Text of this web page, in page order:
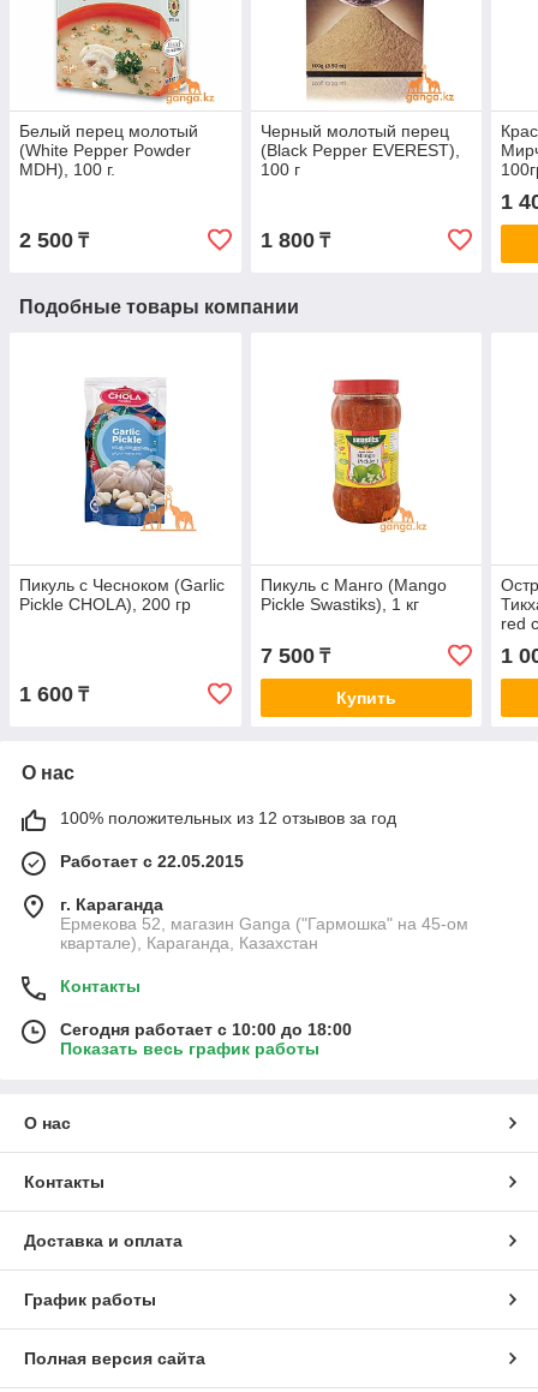
Белый перец молотый
(White Pepper Powder
MDH), 100 г.
2 500 ₸
Черный молотый перец
(Black Pepper EVEREST),
100 г
1 800₸
1
Подобные товары компании
Пикуль с Чесноком (Garlic
Pickle CHOLA), 200 гр
1 600 ₸
Пикуль с Манго (Mango
Pickle Swastiks), 1 кг
7 500₸
Купить
red
1
О нас
100% положительных из 12 отзывов за год
Работает с 22.05.2015
г. Караганда
Ермекова 52, магазин Ganga ("Гармошка" на 45-ом
квартале), Караганда, Казахстан
Контакты
Сегодня работает с 10:00 до 18:00
Показать весь график работы
О нас
Контакты
Доставка и оплата
График работы
Полная версия сайта